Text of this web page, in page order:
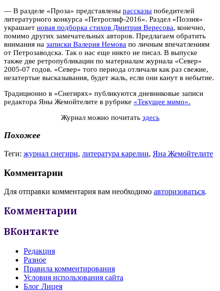
— В разделе «Проза» представлены рассказы победителей
литературного конкурса «Петроглиф-2016». Раздел «Поэзия»
украшает новая подборка стихов Дмитрия Вересова, конечно,
помимо других замечательных авторов. Предлагаем обратить
внимания на записки Валерия Немова по личным впечатлениям
от Петрозаводска. Так о нас еще никто не писал. В выпуске
также две ретропубликации по материалам журнала «Север»
2005-07 годов. «Север» того периода отличали как раз свежие,
незатертые высказывания, будет жаль, если они канут в небытие.
Традиционно в «Снегирях» публикуются дневниковые записи
редактора Яны Жемойтелите в рубрике «Текущее мимо».
Журнал можно почитать здесь
Похожее
Теги: журнал снегири, литература карелии, Яна Жемойтелите
Комментарии
Для отправки комментария вам необходимо авторизоваться.
Комментарии
ВКонтакте
Редакция
Разное
Правила комментирования
Условия использования сайта
Блог Лицея